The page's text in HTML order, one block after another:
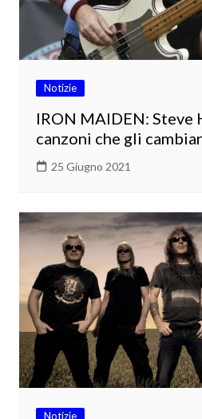
Notizie
IRON MAIDEN: Steve
canzoni che gli
25 Giugno 2021
Notizie